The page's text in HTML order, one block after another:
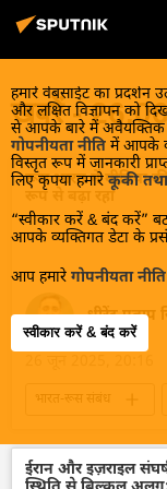
हमारे वेबसाईट का प्रदर्शन
और लक्षित विज्ञापन को
से आपके बारे में अवैयक्तिक
गोपनीयता नीति में आपके
विस्तृत रूप में जानकारी
लिए कृपया हमारे कूकी तथा
“स्वीकार करें & बंद करें”
आपके व्यक्तिगत डेटा के
आप हमारे गोपनीयता नीति
स्वीकार करें & बंद करें
खबरें -
रूस भारत में मीडिया
रूप से बढ़ा रहा
धीरेंद्र प्रताप
भारत-रूस संबंध
भारत का विकास
ईरान और इज़राइल